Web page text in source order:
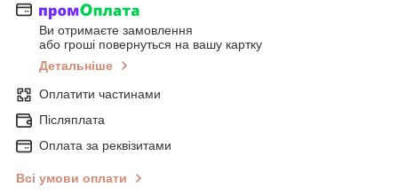
Ви отримаєте замовлення
або гроші повернуться на вашу картку
Детальніше
Оплатити частинами
Післяплата
Оплата за реквізитами
Всі умови оплати